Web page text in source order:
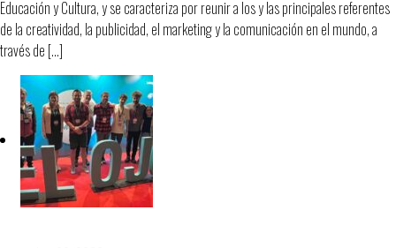
Educación y Cultura, y se caracteriza por reunir a los y las principales referentes
de la creatividad, la publicidad, el marketing y la comunicación en el mundo, a
través de […]